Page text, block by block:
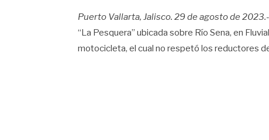
Puerto Vallarta, Jalisco. 29 de agosto de 2023.-
“La Pesquera” ubicada sobre Río Sena, en
motocicleta, el cual no respetó los reductores